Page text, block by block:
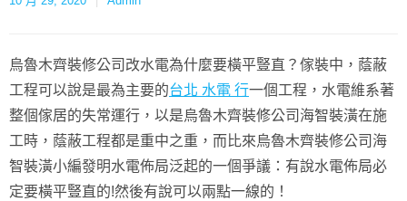
烏魯木齊裝修公司改水電為什麼要橫平豎直？傢裝中，蔭蔽
工程可以說是最為主要的台北 水電 行一個工程，水電維系著
整個傢居的失常運行，以是烏魯木齊裝修公司海智裝潢在施
工時，蔭蔽工程都是重中之重，而比來烏魯木齊裝修公司海
智裝潢小編發明水電佈局泛起的一個爭議：有說水電佈局必
定要橫平豎直的!然後有說可以兩點一線的！